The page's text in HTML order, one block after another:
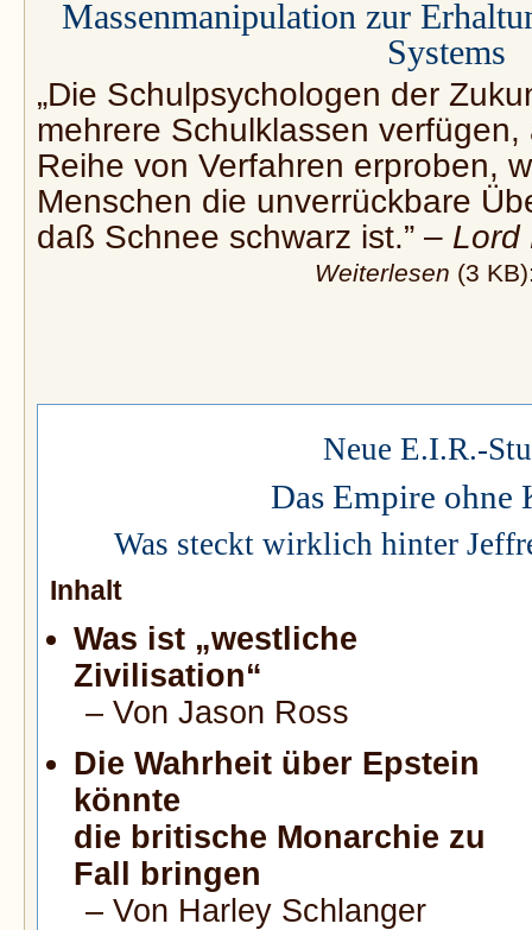
Massenmanipulation zur
Systems
„Die Schulpsychologen der
mehrere Schulklassen
Reihe von Verfahren erproben,
Menschen die unverrückbare
daß Schnee schwarz ist.” – Lord
Weiterlesen (3
Neue E.I.R.-
Das Empire ohne
Was steckt wirklich hinter
Inhalt
Was ist „westliche
Zivilisation“
– Von Jason Ross
Die Wahrheit über Epstein
könnte
die britische Monarchie zu
Fall bringen
– Von Harley Schlanger